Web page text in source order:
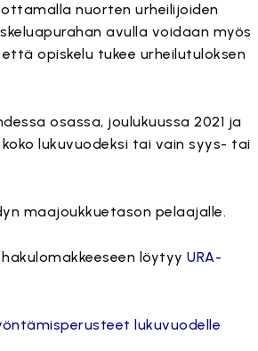
nuorten urheilijoiden
avulla voidaan myös
opiskelu tukee urheilutuloksen
osassa, joulukuussa 2021 ja
lukuvuodeksi tai vain syys- tai
maajoukkuetason pelaajalle.
löytyyURA-
lukuvuodelle